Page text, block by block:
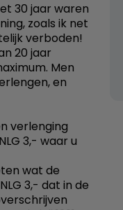
30 jaar waren
zoals ik net
verboden!
20 jaar
Men
en
verlenging
3,- waar u
wat de
3,- dat in de